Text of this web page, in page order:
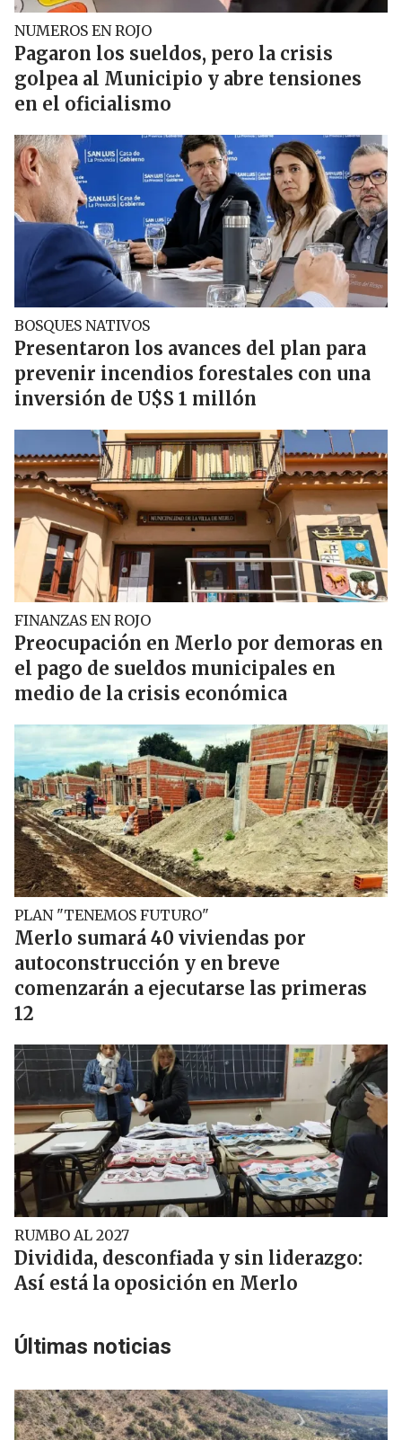
NUMEROS EN ROJO
Pagaron los sueldos, pero la crisis
golpea al Municipio y abre tensiones
en el oficialismo
BOSQUES NATIVOS
Presentaron los avances del plan para
prevenir incendios forestales con una
inversión de U$S 1 millón
FINANZAS EN ROJO
Preocupación en Merlo por demoras en
el pago de sueldos municipales en
medio de la crisis económica
PLAN "TENEMOS FUTURO"
Merlo sumará 40 viviendas por
autoconstrucción y en breve
comenzarán a ejecutarse las primeras
12
RUMBO AL 2027
Dividida, desconfiada y sin liderazgo:
Así está la oposición en Merlo
Últimas noticias